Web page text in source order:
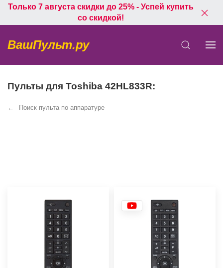
Только 7 августа скидки до 25% - Успей купить
со скидкой!
ВашПульт.ру
Пульты для Toshiba 42HL833R:
Поиск пульта по аппаратуре